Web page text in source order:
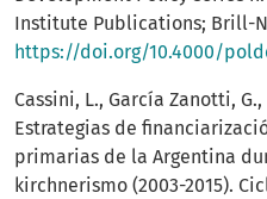
Institute Publications; Brill-
https://doi.org/10.4000/
Cassini, L., García Zanotti, G.,
Estrategias de
primarias de la Argentina
kirchnerismo (2003-2015).